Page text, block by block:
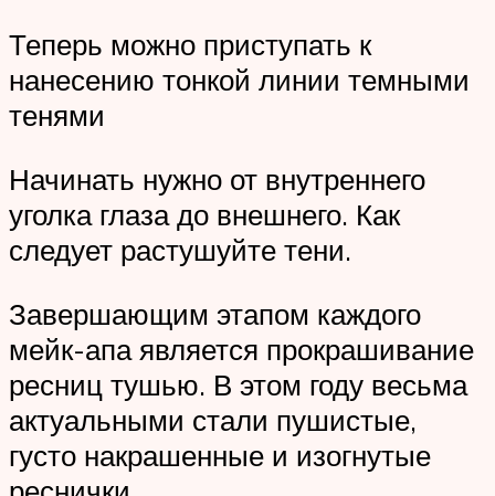
Теперь можно приступать к
нанесению тонкой линии темными
тенями
Начинать нужно от внутреннего
уголка глаза до внешнего. Как
следует растушуйте тени.
Завершающим этапом каждого
мейк-апа является прокрашивание
ресниц тушью. В этом году весьма
актуальными стали пушистые,
густо накрашенные и изогнутые